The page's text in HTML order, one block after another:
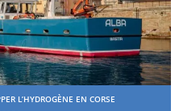
L’HYDROGÈNE EN CORSE